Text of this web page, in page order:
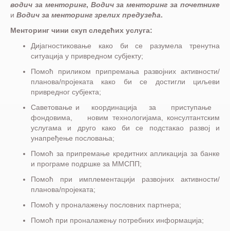
водич за менторинг, Водич за менторинг за почетнике
и Водич за менторинг зрелих предузећа.
Менторинг чини скуп следећих услуга:
Дијагностиковање како би се разумела тренутна
ситуација у привредном субјекту;
Помоћ приликом припремања развојних активности/
планова/пројеката како би се достигли циљеви
привредног субјекта;
Саветовање и координација за приступање
фондовима, новим технологијама, консултантским
услугама и друго како би се подстакао развој и
унапређење пословања;
Помоћ за припремање кредитних апликација за банке
и програме подршке за ММСПП;
Помоћ при имплементацији развојних активности/
планова/пројеката;
Помоћ у проналажењу пословних партнера;
Помоћ при проналажењу потребних информација;